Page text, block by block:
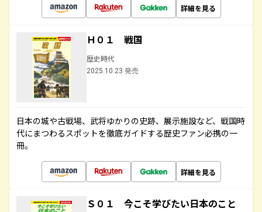
詳細を見る
Ｈ０１ 戦国
歴史時代
2025.10.23 発売
日本の城や古戦場、武将ゆかりの史跡、展示施設など、戦国時
代にまつわるスポットを徹底ガイドする歴史ファン必携の一
冊。
詳細を見る
Ｓ０１ 今こそ学びたい日本のこと